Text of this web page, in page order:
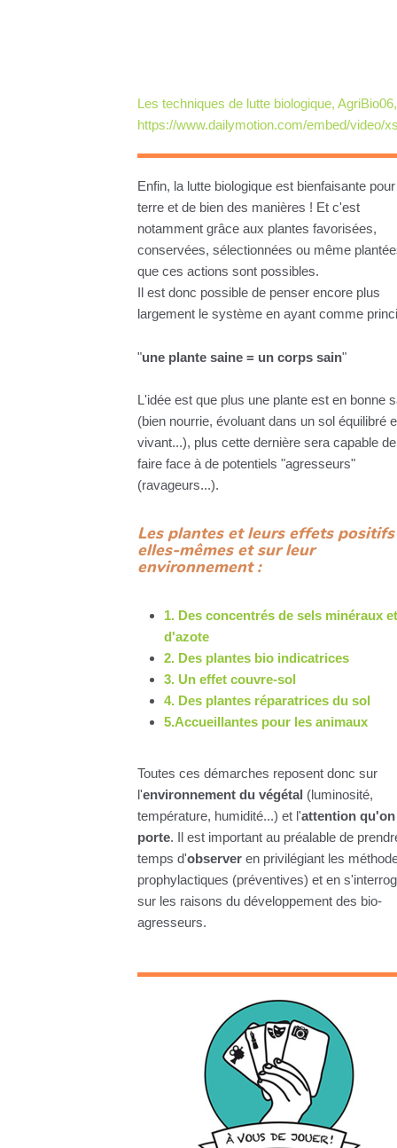
Les techniques de lutte biologique, AgriBio06,
https://www.dailymotion.com/embed/video/
Enfin, la lutte biologique est bienfaisante
terre et de bien des manières ! Et c'est
notamment grâce aux plantes favorisées,
conservées, sélectionnées ou même
que ces actions sont possibles.
Il est donc possible de penser encore plus
largement le système en ayant comme
"une plante saine = un corps sain"
L'idée est que plus une plante est en bonne
(bien nourrie, évoluant dans un sol équilibré
vivant...), plus cette dernière sera capable de
faire face à de potentiels "agresseurs"
(ravageurs...).
Les plantes et leurs effets
elles-mêmes et sur leur
environnement :
1. Des concentrés de sels minéraux et
d'azote
2. Des plantes bio indicatrices
3. Un effet couvre-sol
4. Des plantes réparatrices du sol
5.Accueillantes pour les animaux
Toutes ces démarches reposent donc sur
l'environnement du végétal (luminosité,
température, humidité...) et l'attention
porte. Il est important au préalable de
temps d'observer en privilégiant les
prophylactiques (préventives) et en
sur les raisons du développement des bio-
agresseurs.